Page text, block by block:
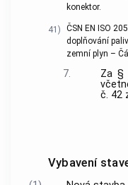
konektor.
41)
ČSN EN ISO
doplňování
zemní plyn –
7.
Za §
č. 42
Vybavení